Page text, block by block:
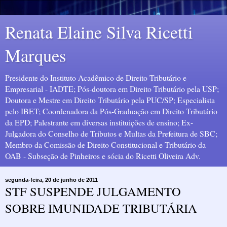
Renata Elaine Silva Ricetti
Marques
Presidente do Instituto Acadêmico de Direito Tributário e
Empresarial - IADTE; Pós-doutora em Direito Tributário pela USP;
Doutora e Mestre em Direito Tributário pela PUC/SP; Especialista
pelo IBET; Coordenadora da Pós-Graduação em Direito Tributário
da EPD; Palestrante em diversas instituições de ensino; Ex-
Julgadora do Conselho de Tributos e Multas da Prefeitura de SBC;
Membro da Comissão de Direito Constitucional e Tributário da
OAB - Subseção de Pinheiros e sócia do Ricetti Oliveira Adv.
segunda-feira, 20 de junho de 2011
STF SUSPENDE JULGAMENTO
SOBRE IMUNIDADE TRIBUTÁRIA